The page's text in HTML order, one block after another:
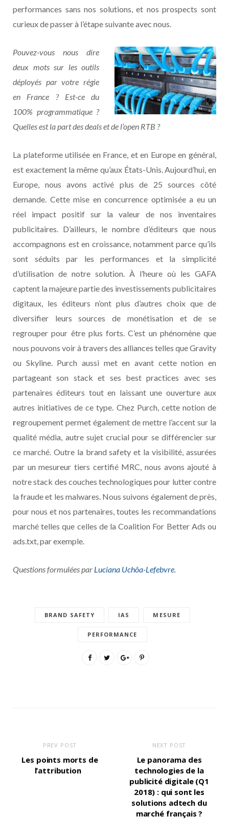
performances sans nos solutions, et nos prospects sont
curieux de passer à l’étape suivante avec nous.
Pouvez-vous nous dire
deux mots sur les outils
déployés par votre régie
en France ? Est-ce du
100% programmatique ?
Quelles est la part des deals et de l’open RTB ?
La plateforme utilisée en France, et en Europe en général,
est exactement la même qu’aux États-Unis. Aujourd’hui, en
Europe, nous avons activé plus de 25 sources côté
demande. Cette mise en concurrence optimisée a eu un
réel impact positif sur la valeur de nos inventaires
publicitaires. D’ailleurs, le nombre d’éditeurs que nous
accompagnons est en croissance, notamment parce qu’ils
sont séduits par les performances et la simplicité
d’utilisation de notre solution. À l’heure où les GAFA
captent la majeure partie des investissements publicitaires
digitaux, les éditeurs n’ont plus d’autres choix que de
diversifier leurs sources de monétisation et de se
regrouper pour être plus forts. C’est un phénomène que
nous pouvons voir à travers des alliances telles que Gravity
ou Skyline. Purch aussi met en avant cette notion en
partageant son stack et ses best practices avec ses
partenaires éditeurs tout en laissant une ouverture aux
autres initiatives de ce type. Chez Purch, cette notion de
regroupement permet également de mettre l’accent sur la
qualité média, autre sujet crucial pour se différencier sur
ce marché. Outre la brand safety et la visibilité, assurées
par un mesureur tiers certifié MRC, nous avons ajouté à
notre stack des couches technologiques pour lutter contre
la fraude et les malwares. Nous suivons également de près,
pour nous et nos partenaires, toutes les recommandations
marché telles que celles de la Coalition For Better Ads ou
ads.txt, par exemple.
Questions formulées par Luciana Uchôa-Lefebvre.
BRAND SAFETY IAS MESURE
PERFORMANCE
PREV POST
Les points morts de
l’attribution
NEXT POST
Le panorama des
technologies de la
publicité digitale (Q1
2018) : qui sont les
solutions adtech du
marché français ?